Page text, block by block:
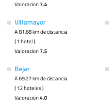
Valoracion7.4
Villamayor
A 81.68 km de distancia
( 1 hotel )
Valoracion7.5
Bejar
A 69.27 km de distancia
( 12 hoteles )
Valoracion4.0